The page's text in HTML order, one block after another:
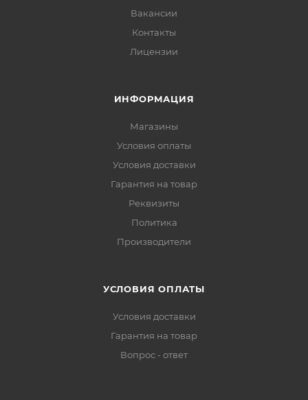
Вакансии
Контакты
Лицензии
ИНФОРМАЦИЯ
Магазины
Условия оплаты
Условия доставки
Гарантия на товар
Реквизиты
Политика
Производители
УСЛОВИЯ ОПЛАТЫ
Условия доставки
Гарантия на товар
Вопрос - ответ